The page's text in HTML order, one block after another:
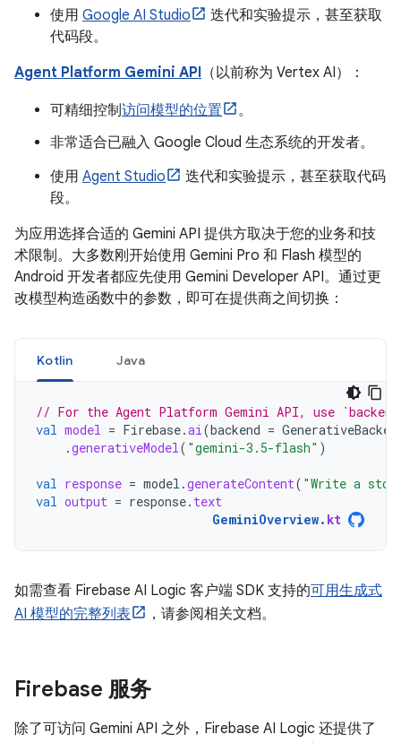
使用 Google AI Studio
迭代和实验提示，甚至获取
代码段。
Agent Platform Gemini API （以前称为 Vertex AI）：
可精细控制访问模型的位置
。
非常适合已融入 Google Cloud 生态系统的开发者。
使用 Agent Studio
迭代和实验提示，甚至获取代码
段。
为应用选择合适的 Gemini API 提供方取决于您的业务和技
术限制。大多数刚开始使用 Gemini Pro 和 Flash 模型的
Android 开发者都应先使用 Gemini Developer API。通过更
改模型构造函数中的参数，即可在提供商之间切换：
Kotlin Java
// For the Agent Platform Gemini API, use
val model = Firebase.ai (backend =
.generativeModel ( "gemini-3.5-flash" )
val response = model .generateContent( "Write a
val output = response. text
GeminiOverview. kt
如需查看 Firebase AI Logic 客户端 SDK 支持的可用生成式
AI 模型的完整列表
，请参阅相关文档。
Firebase 服务
除了可访问 Gemini API 之外，Firebase AI Logic 还提供了